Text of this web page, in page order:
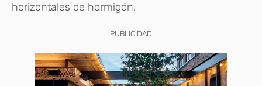
horizontales de hormigón.
PUBLICIDAD